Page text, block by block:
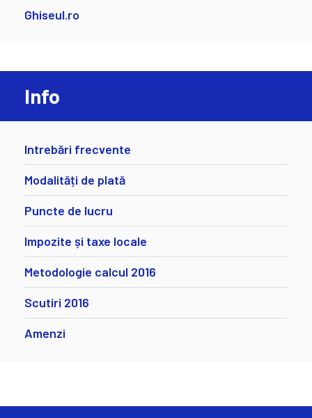
Ghiseul.ro
Info
Intrebări frecvente
Modalități de plată
Puncte de lucru
Impozite și taxe locale
Metodologie calcul 2016
Scutiri 2016
Amenzi